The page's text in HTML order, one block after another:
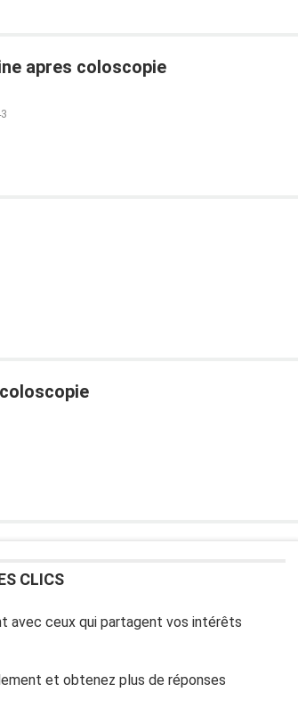
apres coloscopie
CLICS
avec ceux qui partagent vos intérêts
et obtenez plus de réponses